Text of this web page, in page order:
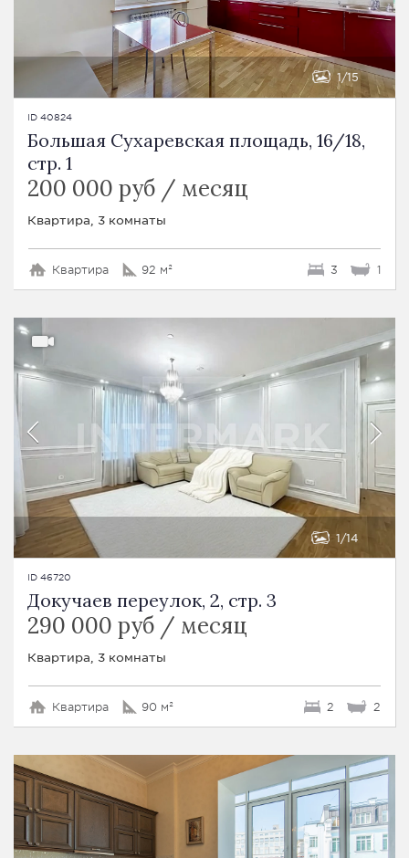
1 15
ID 40824
Большая Сухаревская площадь, 16/18,
стр. 1
200 000 руб / месяц
Квартира, 3 комнаты
Квартира 92 м² 3 1
1 14
ID 46720
Докучаев переулок, 2, стр. 3
290 000 руб / месяц
Квартира, 3 комнаты
Квартира 90 м² 2 2